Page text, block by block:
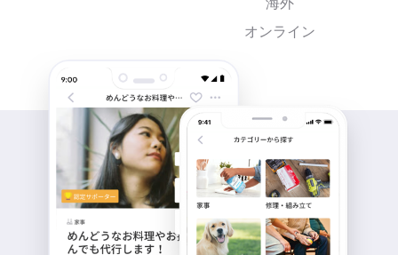
海外
オンライン